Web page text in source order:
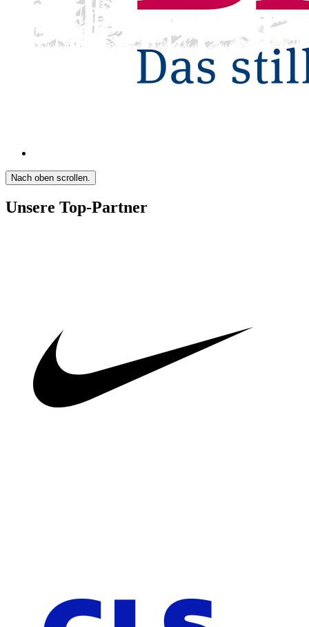
Nach oben scrollen.
Unsere Top-Partner